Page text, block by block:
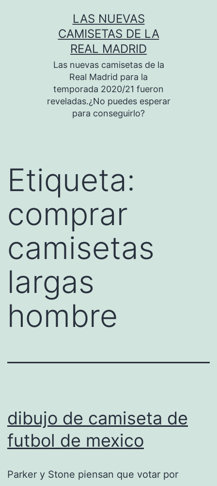
LAS NUEVAS
CAMISETAS DE LA
REAL MADRID
Las nuevas camisetas de la
Real Madrid para la
temporada 2020/21 fueron
reveladas.¿No puedes esperar
para conseguirlo?
Etiqueta:
comprar
camisetas
largas
hombre
dibujo de camiseta de
futbol de mexico
Parker y Stone piensan que votar por